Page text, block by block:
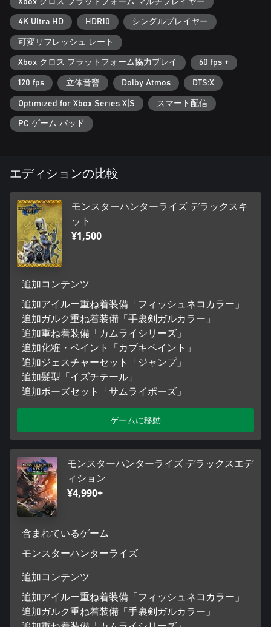
4K Ultra HD HDR10 シングルプレイヤー
可変リフレッシュ レート
Xbox クロス プラットフォーム協力プレイ 60 fps +
120 fps 立体音響 Dolby Atmos DTS:X
Optimized for Xbox Series X|S スマート配信
PC ゲーム パッド
エディションの比較
モンスターハンターライズ デラックスキ
ット
¥1,500
追加コンテンツ
追加アイルー重ね着装備「フィッシュネコカラー」
追加ガルク重ね着装備「手裏剣ガルカラー」
追加重ね着装備「カムライシリーズ」
追加化粧・ペイント「カブキペイント」
追加ジェスチャーセット「ジャンプ」
追加髪型「イズチテール」
追加ポーズセット「サムライポーズ」
ゲームに移動
モンスターハンターライズ デラックスエデ
ィション
¥4,990+
含まれているゲーム
モンスターハンターライズ
追加コンテンツ
追加アイルー重ね着装備「フィッシュネコカラー」
追加ガルク重ね着装備「手裏剣ガルカラー」